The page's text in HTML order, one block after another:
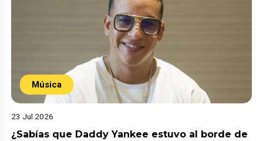
Música
23 Jul 2026
¿Sabías que Daddy Yankee estuvo al borde de